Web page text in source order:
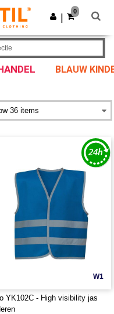
Download app
0
BLAUW
W1
YK102C - High visibility jas